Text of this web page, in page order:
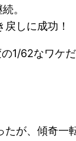
。
しに成功！
1/62なワケだ
が、傾奇一